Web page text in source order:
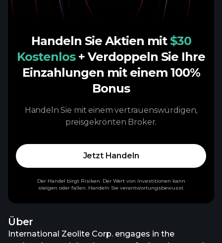
Über
International Zeolite Corp. engages in the
Handeln Sie Aktien mit $30
Kostenlos + Verdoppeln Sie Ihre
Einzahlungen mit einem 100%
Bonus
Handeln Sie mit einem vertrauenswürdigen,
preisgekrönten Broker.
Jetzt Handeln
Der Handel birgt Risiken. Der Wert von Investitionen kann
steigen oder fallen. Handeln Sie verantwortungsbewusst.